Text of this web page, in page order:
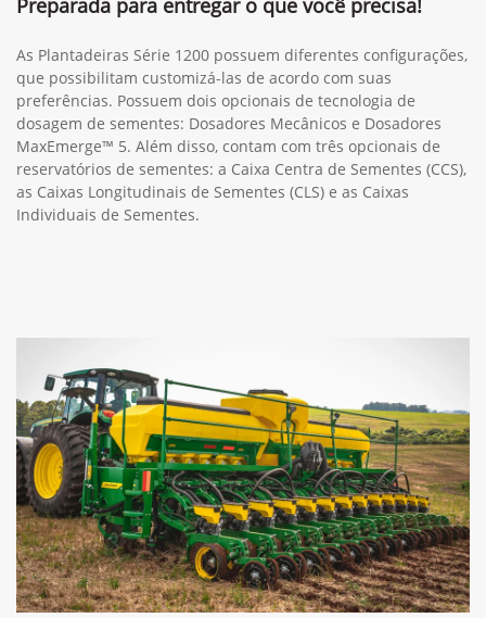
As Plantadeiras Série 1200 possuem diferentes configurações,
que possibilitam customizá-las de acordo com suas
preferências. Possuem dois opcionais de tecnologia de
dosagem de sementes: Dosadores Mecânicos e Dosadores
MaxEmerge™ 5. Além disso, contam com três opcionais de
reservatórios de sementes: a Caixa Centra de Sementes (CCS),
as Caixas Longitudinais de Sementes (CLS) e as Caixas
Individuais de Sementes.